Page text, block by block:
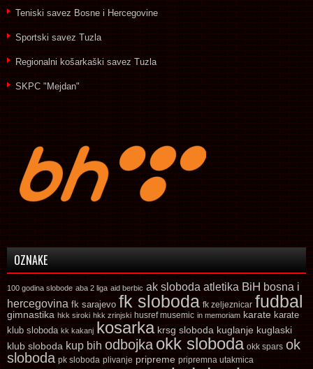
Teniski savez Bosne i Hercegovine
Sportski savez Tuzla
Regionalni košarkaški savez Tuzla
SKPC "Mejdan"
OZNAKE
100 godina slobode aba 2 liga aid berbic ak sloboda atletika BiH bosna i
hercegovina fk sarajevo fk sloboda fk zeljeznicar fudbal
gimnastika hkk siroki hkk zrinjski husref musemic in memoriam karate karate
klub sloboda kk kakanj kosarka krsg sloboda kuglanje kuglaski
klub sloboda kup bih odbojka okk sloboda okk spars ok
sloboda pk sloboda plivanje pripreme pripremna utakmica